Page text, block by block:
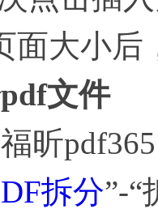
大小后
pdf文件
pdf365
拆分”-“